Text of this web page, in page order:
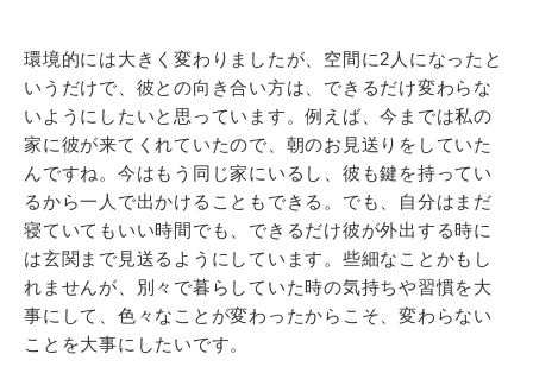
環境的には大きく変わりましたが、空間に2人になったと
いうだけで、彼との向き合い方は、できるだけ変わらな
いようにしたいと思っています。例えば、今までは私の
家に彼が来てくれていたので、朝のお見送りをしていた
んですね。今はもう同じ家にいるし、彼も鍵を持ってい
るから一人で出かけることもできる。でも、自分はまだ
寝ていてもいい時間でも、できるだけ彼が外出する時に
は玄関まで見送るようにしています。些細なことかもし
れませんが、別々で暮らしていた時の気持ちや習慣を大
事にして、色々なことが変わったからこそ、変わらない
ことを大事にしたいです。